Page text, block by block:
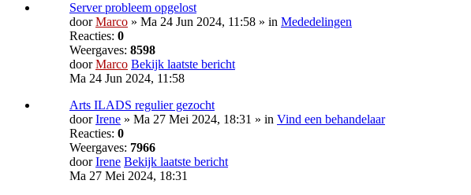
Server probleem opgelost
doorMarco » Ma 24 Jun 2024, 11:58 » in Mededelingen
Reacties: 0
Weergaves: 8598
doorMarco Bekijk laatste bericht
Ma 24 Jun 2024, 11:58
Arts ILADS regulier gezocht
doorIrene » Ma 27 Mei 2024, 18:31 » in Vind een behandelaar
Reacties: 0
Weergaves: 7966
doorIrene Bekijk laatste bericht
Ma 27 Mei 2024, 18:31